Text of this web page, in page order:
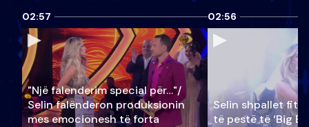
02:57
"Një falenderim special për…"/
Selin falënderon produksionin
mes emocionesh të forta
02:56
Selin shpallet
të pestë të ‘Big